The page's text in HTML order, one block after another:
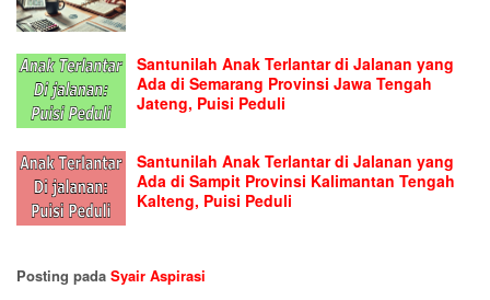
Santunilah Anak Terlantar di Jalanan yang
Ada di Semarang Provinsi Jawa Tengah
Jateng, Puisi Peduli
Santunilah Anak Terlantar di Jalanan yang
Ada di Sampit Provinsi Kalimantan Tengah
Kalteng, Puisi Peduli
Posting pada Syair Aspirasi